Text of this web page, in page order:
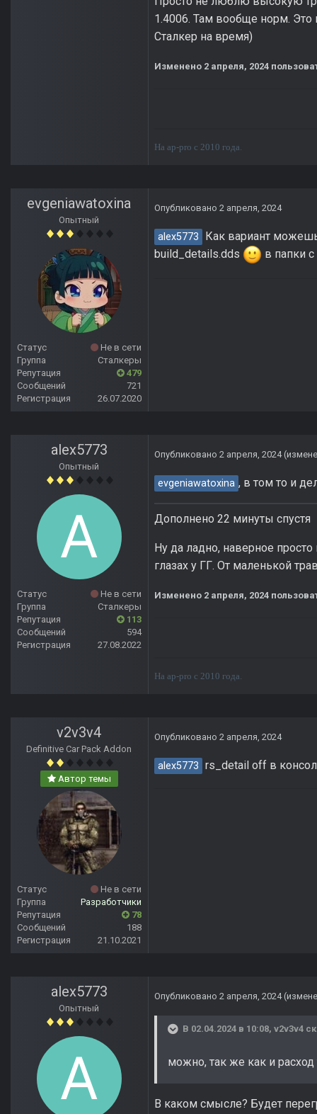
1.4006. Там вообще норм. Это
Сталкер на время)
Изменено 2 апреля, 2024
На ap-pro с 2010 года.
evgeniawatoxina
Опытный
Статус
Не в сети
Группа
Сталкеры
Репутация
479
Сообщений
721
Регистрация
26.07.2020
Опубликовано 2 апреля, 2024
alex5773
Как вариант
build_details.dds
в папки
alex5773
Опытный
Статус
Не в сети
Группа
Сталкеры
Репутация
113
Сообщений
594
Регистрация
27.08.2022
Опубликовано 2 апреля, 2024
evgeniawatoxina , в том то и
Дополнено 22 минуты спустя
Ну да ладно, наверное
глазах у ГГ. От маленькой
Изменено 2 апреля, 2024
На ap-pro с 2010 года.
v2v3v4
Definitive Car Pack Addon
Автор темы
Статус
Не в сети
Группа
Разработчики
Репутация
78
Сообщений
188
Регистрация
21.10.2021
Опубликовано 2 апреля, 2024
alex5773 rs_detail off в
alex5773
Опытный
Опубликовано 2 апреля, 2024
В 02.04.2024 в 10:08, v2v3v4
можно, так же как и расход
В каком смысле? Будет